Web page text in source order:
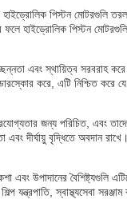
পিস্টন মোটরগুলি
ফলে হাইড্রোলিক পিস্টন
এবং স্থায়িত্ব সরবরাহ
করে, এটি নিশ্চিত করে যে
জন্য পরিচিত, এবং
দীর্ঘায়ু বৃদ্ধিতে অবদান রাখে।
উপাদানের বৈশিষ্ট্যগুলি
যন্ত্রপাতি, স্বাস্থ্যসেবা